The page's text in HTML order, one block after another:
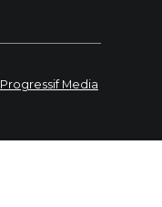
Progressif Media